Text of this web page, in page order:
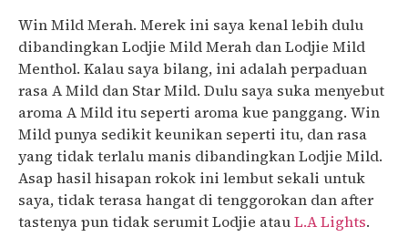
Win Mild Merah. Merek ini saya kenal lebih dulu
dibandingkan Lodjie Mild Merah dan Lodjie Mild
Menthol. Kalau saya bilang, ini adalah perpaduan
rasa A Mild dan Star Mild. Dulu saya suka menyebut
aroma A Mild itu seperti aroma kue panggang. Win
Mild punya sedikit keunikan seperti itu, dan rasa
yang tidak terlalu manis dibandingkan Lodjie Mild.
Asap hasil hisapan rokok ini lembut sekali untuk
saya, tidak terasa hangat di tenggorokan dan after
tastenya pun tidak serumit Lodjie atauL.A Lights.